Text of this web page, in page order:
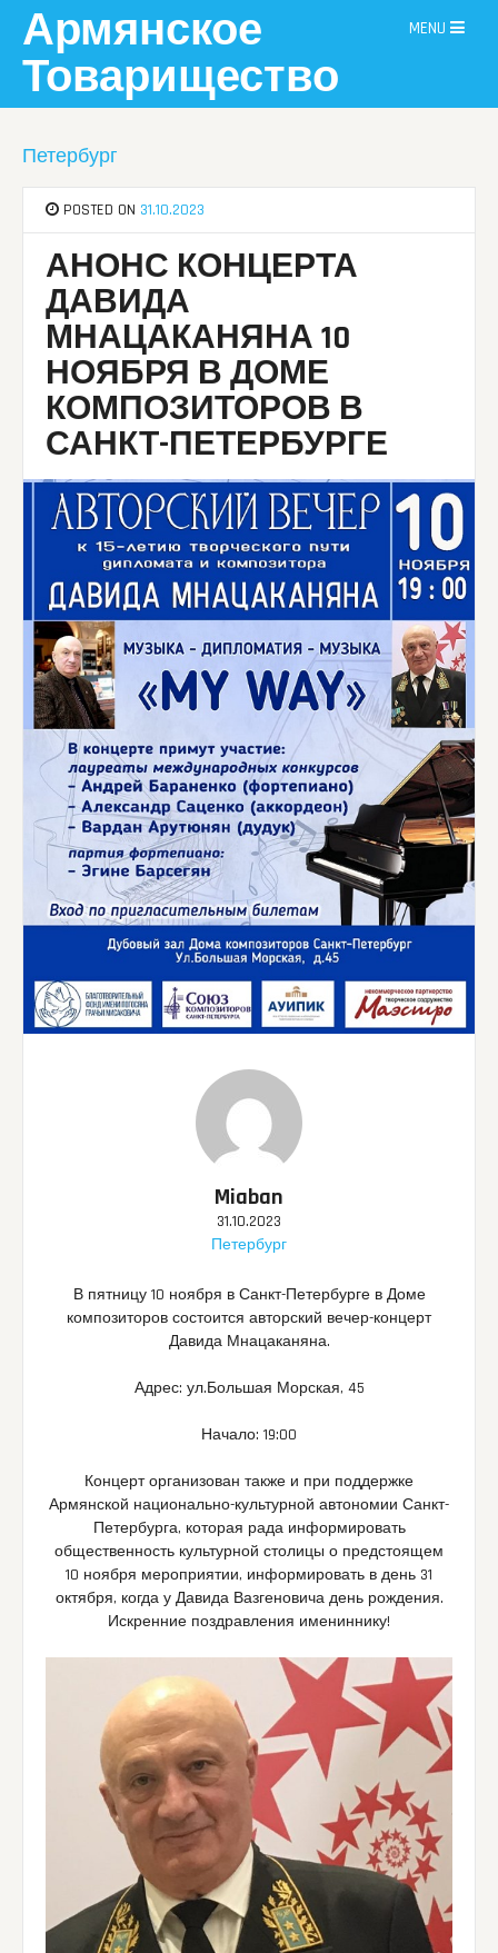
content
Армянское
Товарищество
MENU
Петербург
POSTED ON 31.10.2023
АНОНС КОНЦЕРТА
ДАВИДА
МНАЦАКАНЯНА 10
НОЯБРЯ В ДОМЕ
КОМПОЗИТОРОВ В
САНКТ-ПЕТЕРБУРГЕ
Miaban
31.10.2023
Петербург
В пятницу 10 ноября в Санкт-Петербурге в Доме
композиторов состоится авторский вечер-концерт
Давида Мнацаканяна.
Адрес: ул.Большая Морская, 45
Начало: 19:00
Концерт организован также и при поддержке
Армянской национально-культурной автономии Санкт-
Петербурга, которая рада информировать
общественность культурной столицы о предстоящем
10 ноября мероприятии, информировать в день 31
октября, когда у Давида Вазгеновича день рождения.
Искренние поздравления имениннику!